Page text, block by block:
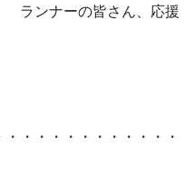
ランナーの皆さん、応援
・・・・・・・・・・・